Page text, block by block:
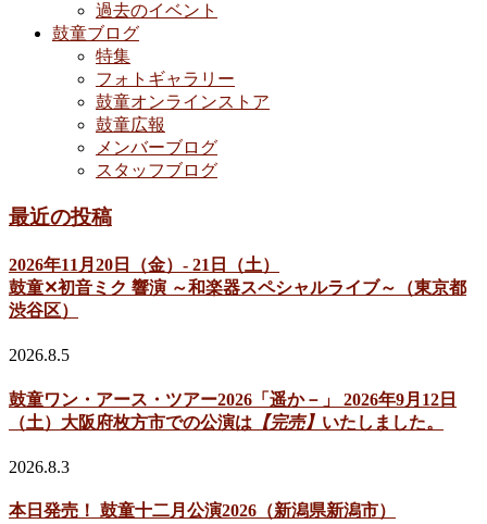
過去のイベント
鼓童ブログ
特集
フォトギャラリー
鼓童オンラインストア
鼓童広報
メンバーブログ
スタッフブログ
最近の投稿
2026年11月20日（金）- 21日（土）
鼓童✕初音ミク 響演 ～和楽器スペシャルライブ～（東京都
渋谷区）
2026.8.5
鼓童ワン・アース・ツアー2026「遥か－」 2026年9月12日
（土）大阪府枚方市での公演は 【完売】 いたしました。
2026.8.3
本日発売！ 鼓童十二月公演2026（新潟県新潟市）